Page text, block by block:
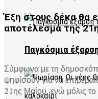
Παγκόσμια
Έξη στους δέκα θα
αποτέλεσμα της
Σύμφωνα με τη
ψηφίσουν για να
21ης Μαίου, ενώ μόλις